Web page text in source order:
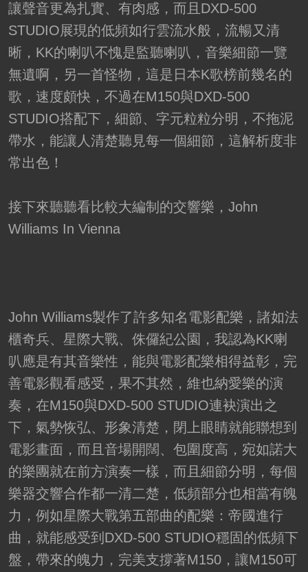
讓聲音更為扎實、有肉感，而且DXD-500
STUDIO展現的低頻如行雲流水般，流暢又清
晰，KK的喇叭不愧是監聽喇叭，音樂細節一覽
無遺啊，另一首怪物，這是日本K歌榜前幾名的
歌，速度頗快，不過在M150與DXD-500
STUDIO搭配下，細節、字元粒粒分明，不拖泥
帶水，能讓人清楚聽見每一個細節，這解析度非
常出色！
接下來聽聽看比較大編制的交響樂，John
Williams In Vienna
John Williams製作了許多知名電影配樂，諸如法
櫃奇兵、星際大戰、侏儸紀公園，我認為KK喇
叭應是有其音樂性，能與電影配樂相得益彰，完
善電影觀看感受，果不其然，維也納愛樂的演
奏，在M150與DXD-500 STUDIO連袂演出之
下，氣勢恢弘、形象清楚，閉上眼睛就能聯想到
電影畫面，而且音場開闊、包圍度高，宛如諾大
的樂團就在前方演奏一樣，而且細節分明，每個
樂器交響合作都一清二楚，低頻部分也相當有魄
力，例如星際大戰第五部曲的配樂：帝國進行
曲，就能感受到DXD-500 STUDIO穩固的低頻下
盤，帶來的魄力，完美支撐著M150，讓M150可